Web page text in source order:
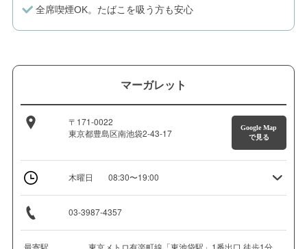
全席喫煙OK。たばこを吸う方も安心
マーガレット
〒171-0022
東京都豊島区南池袋2-43-17
Google Map
で見る
木曜日 08:30〜19:00
03-3987-4357